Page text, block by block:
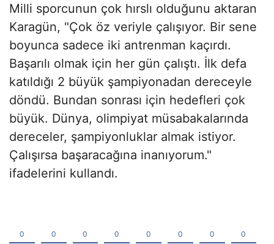
Milli sporcunun çok hırslı olduğunu aktaran
Karagün, "Çok öz veriyle çalışıyor. Bir sene
boyunca sadece iki antrenman kaçırdı.
Başarılı olmak için her gün çalıştı. İlk defa
katıldığı 2 büyük şampiyonadan dereceyle
döndü. Bundan sonrası için hedefleri çok
büyük. Dünya, olimpiyat müsabakalarında
dereceler, şampiyonluklar almak istiyor.
Çalışırsa başaracağına inanıyorum."
ifadelerini kullandı.